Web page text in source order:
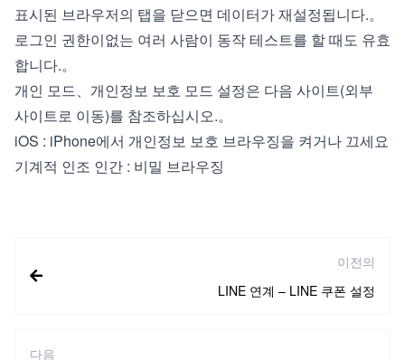
표시된 브라우저의 탭을 닫으면 데이터가 재설정됩니다.。
로그인 권한이없는 여러 사람이 동작 테스트를 할 때도 유효
합니다.。
개인 모드、개인정보 보호 모드 설정은 다음 사이트(외부
사이트로 이동)를 참조하십시오.。
iOS : iPhone에서 개인정보 보호 브라우징을 켜거나 끄세요
기계적 인조 인간 : 비밀 브라우징
이전의
LINE 연계 – LINE 쿠폰 설정
다음